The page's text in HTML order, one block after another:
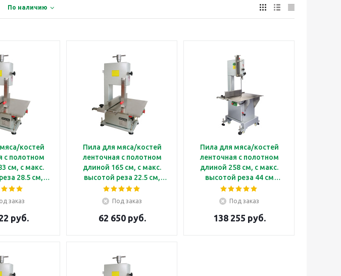
По наличию
костей
с полотном
см, с макс.
28.5 см,
220В
JG1830E
заказ
руб.
Пила для мяса/костей
ленточная с полотном
длиной 165 см, с макс.
высотой реза 22.5 см,
подключение 220В
Kocateq JG1650E
Под заказ
62 650 руб.
Пила для мяса/костей
ленточная с полотном
длиной 258 см, с макс.
высотой реза 44 см
Kocateq JG2500E
Под заказ
138 255 руб.